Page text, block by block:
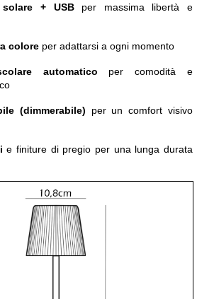
+ USBper massima libertà e
colore per adattarsi a ogni momento
automatico per comodità e
(dimmerabile) per un comfort visivo
e finiture di pregio per una lunga durata